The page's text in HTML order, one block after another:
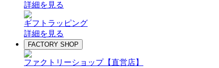
詳細を見る
ギフトラッピング
詳細を見る
FACTORY SHOP
ファクトリーショップ【直営店】